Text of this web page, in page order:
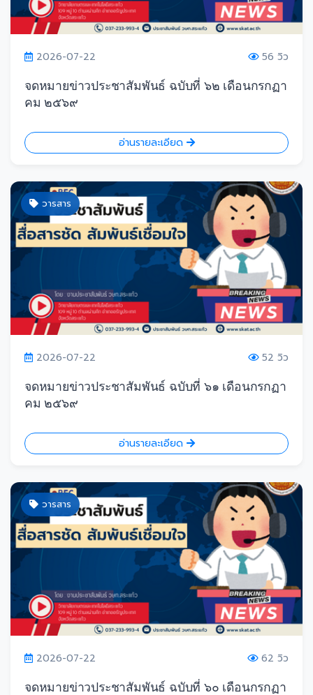
2026-07-22
56 วิว
จดหมายข่าวประชาสัมพันธ์ ฉบับที่ ๖๒ เดือนกรกฏา
คม ๒๕๖๙
อ่านรายละเอียด
วารสาร
2026-07-22
52 วิว
จดหมายข่าวประชาสัมพันธ์ ฉบับที่ ๖๑ เดือนกรกฏา
คม ๒๕๖๙
อ่านรายละเอียด
วารสาร
2026-07-22
62 วิว
จดหมายข่าวประชาสัมพันธ์ ฉบับที่ ๖๐ เดือนกรกฏา